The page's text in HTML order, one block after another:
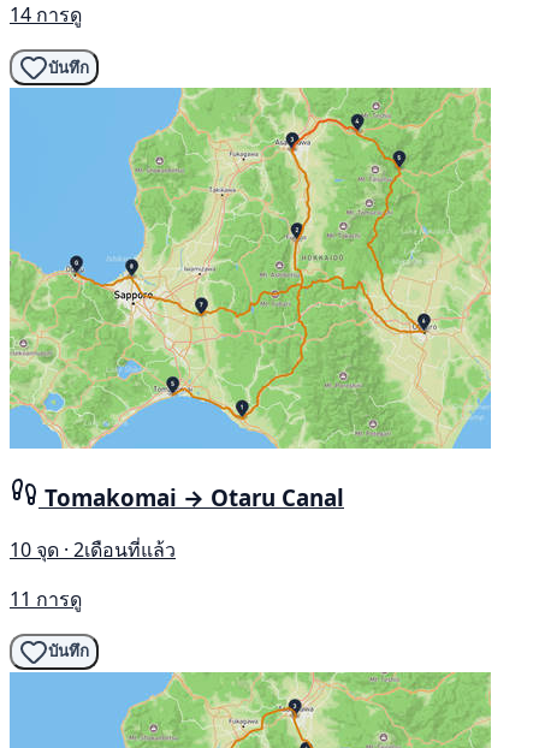
14 การดู
บันทึก
Tomakomai → Otaru Canal
10 จุด · 2เดือนที่แล้ว
11 การดู
บันทึก